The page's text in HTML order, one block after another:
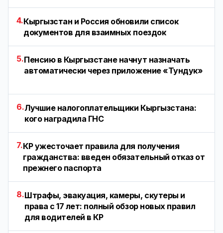
4.Кыргызстан и Россия обновили список
документов для взаимных поездок
5.Пенсию в Кыргызстане начнут назначать
автоматически через приложение «Тундук»
6.Лучшие налогоплательщики Кыргызстана:
кого наградила ГНС
7.КР ужесточает правила для получения
гражданства: введен обязательный отказ от
прежнего паспорта
8.Штрафы, эвакуация, камеры, скутеры и
права с 17 лет: полный обзор новых правил
для водителей в КР